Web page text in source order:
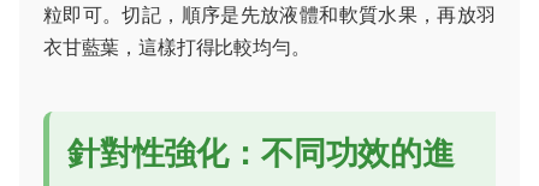
粒即可。切記，順序是先放液體和軟質水果，再放羽
衣甘藍葉，這樣打得比較均勻。
針對性強化：不同功效的進